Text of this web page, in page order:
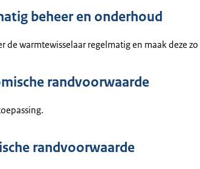
beheer en onderhoud
de warmtewisselaar regelmatig en maak deze
randvoorwaarde
randvoorwaarde